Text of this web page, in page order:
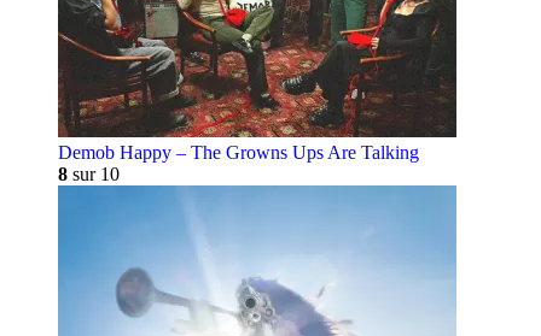
Demob Happy – The Growns Ups Are Talking
8 sur 10